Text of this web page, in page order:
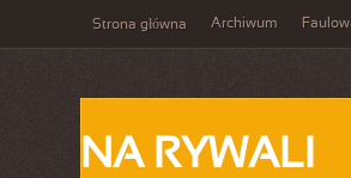
Strona główna Archiwum
NA RYWALI